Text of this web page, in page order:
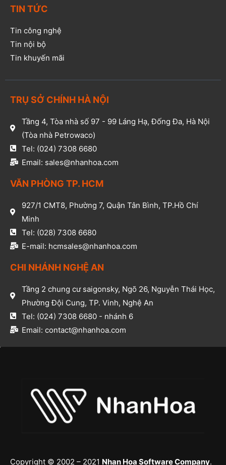
TIN TỨC
Tin công nghệ
Tin nội bộ
Tin khuyến mãi
TRỤ SỞ CHÍNH HÀ NỘI
Tầng 4, Tòa nhà số 97 - 99 Láng Hạ, Đống Đa, Hà Nội
(Tòa nhà Petrowaco)
Tel: (024) 7308 6680
Email: sales@nhanhoa.com
VĂN PHÒNG TP. HCM​
927/1 CMT8, Phường 7, Quận Tân Bình, TP.Hồ Chí
Minh​
Tel: (028) 7308 6680​
E-mail: hcmsales@nhanhoa.com​
CHI NHÁNH NGHỆ AN​
Tầng 2 chung cư saigonsky, Ngõ 26, Nguyễn Thái Học,
Phường Đội Cung, TP. Vinh, Nghệ An​
Tel: (024) 7308 6680 - nhánh 6​
Email: contact@nhanhoa.com​
Copyright © 2002 – 2021 Nhan Hoa Software Company.